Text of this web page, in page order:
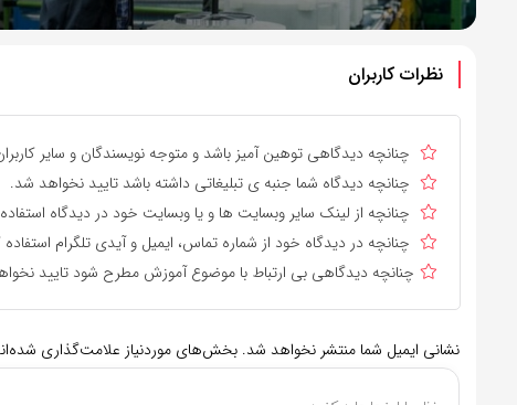
نظرات کاربران
چنانچه دیدگاهی توهین آمیز باشد و متوجه نویسندگان و سایر
چنانچه دیدگاه شما جنبه ی تبلیغاتی داشته باشد تایید نخواهد شد.
چنانچه از لینک سایر وبسایت ها و یا وبسایت خود در دیدگاه
چنانچه در دیدگاه خود از شماره تماس، ایمیل و آیدی تلگرام
چنانچه دیدگاهی بی ارتباط با موضوع آموزش مطرح شود تایید
نشانی ایمیل شما منتشر نخواهد شد. بخش‌های موردنیاز علامت‌گذاری